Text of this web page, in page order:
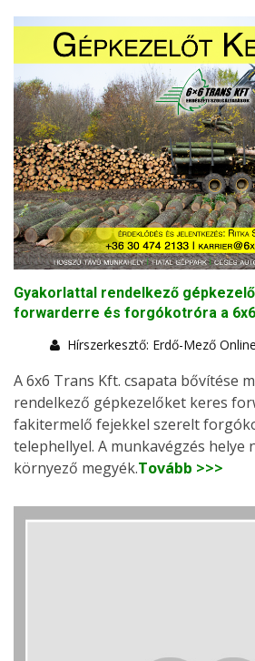
Gyakorlattal rendelkező
forwarderre és forgókotróra a
Hírszerkesztő: Erdő-Mező Online
A 6x6 Trans Kft. csapata bővítése
rendelkező gépkezelőket keres
fakitermelő fejekkel szerelt
telephellyel. A munkavégzés helye
környező megyék.Tovább >>>